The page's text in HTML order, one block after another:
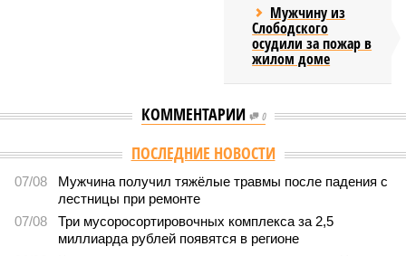
Мужчину из
Слободского
осудили за пожар в
жилом доме
КОММЕНТАРИИ 0
ПОСЛЕДНИЕ НОВОСТИ
07/08
Мужчина получил тяжёлые травмы после падения с
лестницы при ремонте
07/08
Три мусоросортировочных комплекса за 2,5
миллиарда рублей появятся в регионе